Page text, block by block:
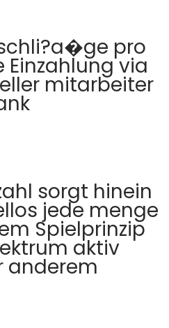
pro
via
mitarbeiter
sorgt hinein
jede menge
Spielprinzip
aktiv
anderem